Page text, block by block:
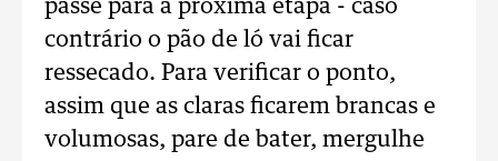
passe para a próxima etapa - caso
contrário o pão de ló vai ficar
ressecado. Para verificar o ponto,
assim que as claras ficarem brancas e
volumosas, pare de bater, mergulhe